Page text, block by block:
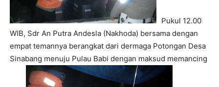
Pukul 12.00
WIB, Sdr An Putra Andesla (Nakhoda) bersama dengan
empat temannya berangkat dari dermaga Potongan Desa
Sinabang menuju Pulau Babi dengan maksud memancing